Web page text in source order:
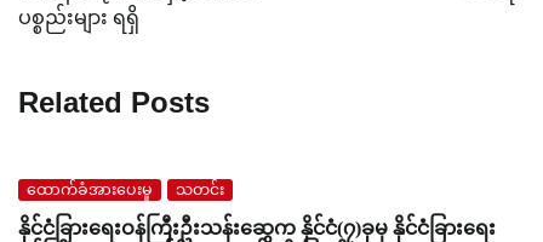
ပစ္စည်းများ ရရှိ
Related Posts
ထောက်ခံအားပေးမှု သတင်း
နိုင်ငံခြားရေးဝန်ကြီးဦးသန်းဆွေက နိုင်ငံ(၇)ခုမှ နိုင်ငံခြားရေး